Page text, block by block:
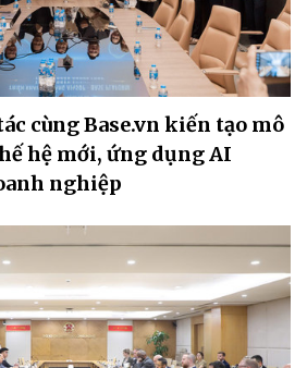
cùng Base.vn kiến tạo mô
hệ mới, ứng dụng AI
nghiệp